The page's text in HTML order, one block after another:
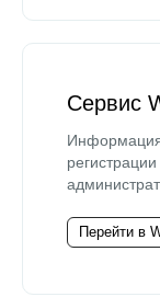
Сервис
Информация
Перейти в